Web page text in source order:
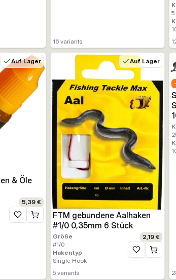
16variants
Auf Lager
& Öle
5,39 €
Zur Wunschliste hinzufügen
Auf Lager
FTM gebundene Aalhaken
#1/0 0,35mm 6 Stück
Größe
#1/0
Hakentyp
Single Hook
2,19 €
Zur
5variants
-